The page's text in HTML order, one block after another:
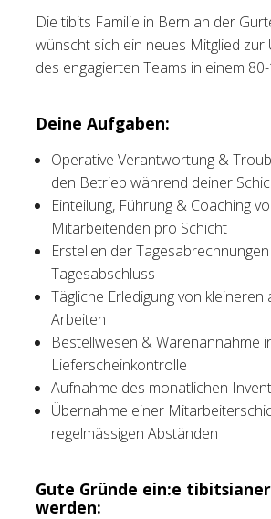
Login
Die tibits Familie in Bern an der
wünscht sich ein neues Mitglied zur
des engagierten Teams in einem
Deine Aufgaben:
Operative Verantwortung &
den Betrieb während deiner
Einteilung, Führung & Coaching
Mitarbeitenden pro Schicht
Erstellen der
Tagesabschluss
Tägliche Erledigung von kleineren
Arbeiten
Bestellwesen & Warenannahme
Lieferscheinkontrolle
Aufnahme des monatlichen
Übernahme einer
regelmässigen Abständen
Gute Gründe ein:e
werden: